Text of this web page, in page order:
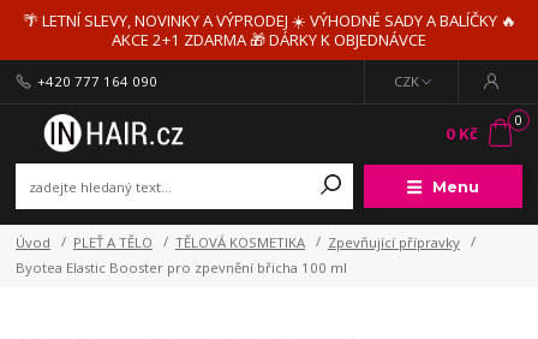
🌴 LETNÍ SLEVY, NOVINKY A VÝPRODEJ ☀️ VÝHODNÉ SADY A BALÍČKY 🔥
AKCE 2+1 ZDARMA 🎁 DÁRKY K OBJEDNÁVCE
Menu
CZK
+420 777 164 090
0
0 Kč
Úvod PLEŤ A TĚLO TĚLOVÁ KOSMETIKA
Zpevňující přípravky
Byotea Elastic Booster pro zpevnění břicha 100 ml